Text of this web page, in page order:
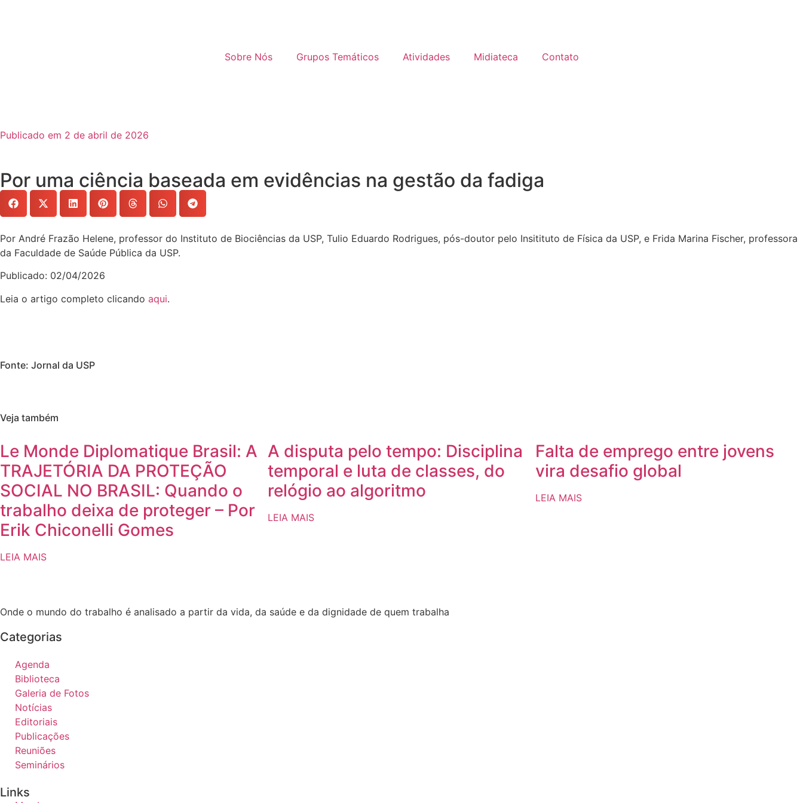
Sobre Nós Grupos Temáticos Atividades Midiateca Contato
Publicado em 2 de abril de 2026
Por uma ciência baseada em evidências na gestão da fadiga
Por André Frazão Helene, professor do Instituto de Biociências da USP, Tulio Eduardo Rodrigues, pós-doutor pelo Insitituto de Física da USP, e Frida Marina Fischer, professora
da Faculdade de Saúde Pública da USP.
Publicado: 02/04/2026
Leia o artigo completo clicando aqui.
Fonte: Jornal da USP
Veja também
Le Monde Diplomatique Brasil: A
TRAJETÓRIA DA PROTEÇÃO
SOCIAL NO BRASIL: Quando o
trabalho deixa de proteger – Por
Erik Chiconelli Gomes
LEIA MAIS
A disputa pelo tempo: Disciplina
temporal e luta de classes, do
relógio ao algoritmo
LEIA MAIS
Falta de emprego entre jovens
vira desafio global
LEIA MAIS
Onde o mundo do trabalho é analisado a partir da vida, da saúde e da dignidade de quem trabalha
Categorias
Agenda
Biblioteca
Galeria de Fotos
Notícias
Editoriais
Publicações
Reuniões
Seminários
Links